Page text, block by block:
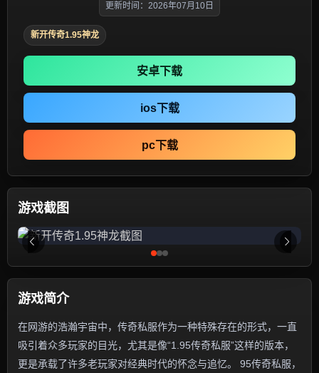
更新时间：2026年07月10日
新开传奇1.95神龙
安卓下载
ios下载
pc下载
游戏截图
游戏简介
在网游的浩瀚宇宙中，传奇私服作为一种特殊存在的形式，一直
吸引着众多玩家的目光，尤其是像“1.95传奇私服”这样的版本，
更是承载了许多老玩家对经典时代的怀念与追忆。 95传奇私服，